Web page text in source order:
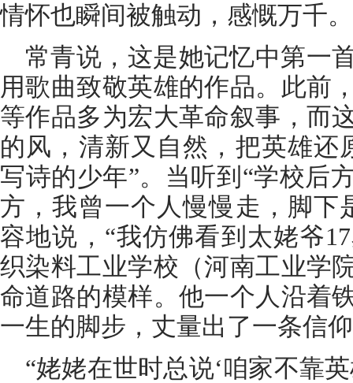
情怀也瞬间被触动，感慨万千
常青说，这是她记忆中第一
用歌曲致敬英雄的作品。此前
等作品多为宏大革命叙事，而
的风，清新又自然，把英雄还
写诗的少年”。当听到“学校后
方，我曾一个人慢慢走，脚下
容地说，“我仿佛看到太姥爷
织染料工业学校（河南工业学
命道路的模样。他一个人沿着
一生的脚步，丈量出了一条信
“姥姥在世时总说‘咱家不靠